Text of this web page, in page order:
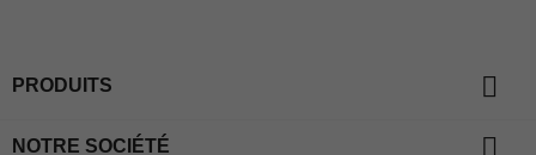
PRODUITS 
NOTRE SOCIÉTÉ 